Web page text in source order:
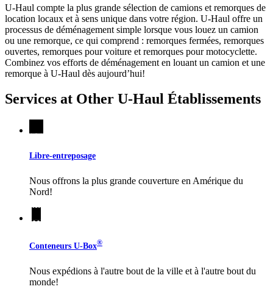
U-Haul compte la plus grande sélection de camions et remorques de
location locaux et à sens unique dans votre région. U-Haul offre un
processus de déménagement simple lorsque vous louez un camion
ou une remorque, ce qui comprend : remorques fermées, remorques
ouvertes, remorques pour voiture et remorques pour motocyclette.
Combinez vos efforts de déménagement en louant un camion et une
remorque à U-Haul dès aujourd’hui!
Services at Other U-Haul Établissements
Libre-entreposage
Nous offrons la plus grande couverture en Amérique du
Nord!
Conteneurs U-Box®
Nous expédions à l'autre bout de la ville et à l'autre bout du
monde!